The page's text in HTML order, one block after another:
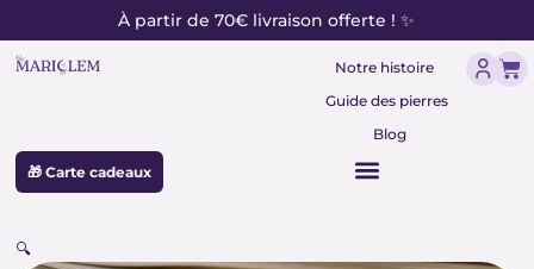
au
contenu
À partir de 70€ livraison offerte ! ✨
Notre histoire
Guide des pierres
Blog
🎁 Carte cadeaux
🔍